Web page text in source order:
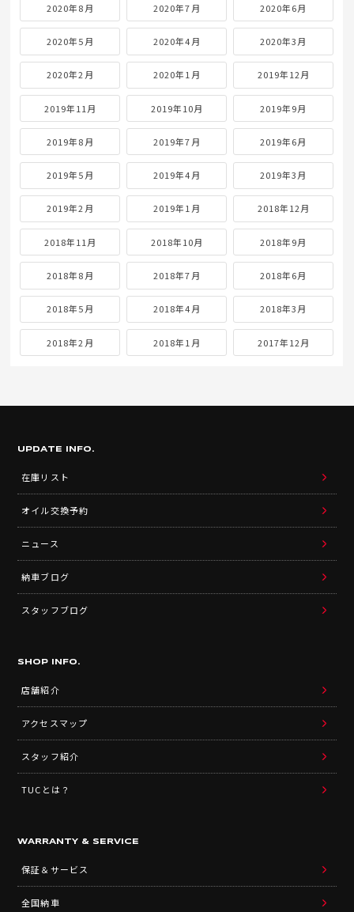
2020年8月 2020年7月 2020年6月
2020年5月 2020年4月 2020年3月
2020年2月 2020年1月 2019年12月
2019年11月 2019年10月 2019年9月
2019年8月 2019年7月 2019年6月
2019年5月 2019年4月 2019年3月
2019年2月 2019年1月 2018年12月
2018年11月 2018年10月 2018年9月
2018年8月 2018年7月 2018年6月
2018年5月 2018年4月 2018年3月
2018年2月 2018年1月 2017年12月
UPDATE INFO.
在庫リスト
オイル交換予約
ニュース
納車ブログ
スタッフブログ
SHOP INFO.
店舗紹介
アクセスマップ
スタッフ紹介
TUCとは？
WARRANTY & SERVICE
保証＆サービス
全国納車